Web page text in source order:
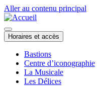
Aller au contenu principal
Horaires et accès
Bastions
Centre d’iconographie
La Musicale
Les Délices